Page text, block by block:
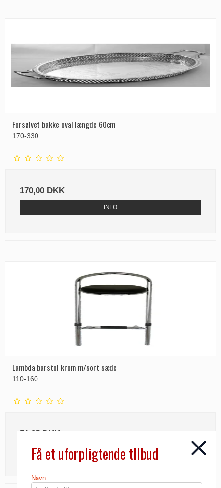
Forsølvet bakke oval længde 60cm
170-330
170,00 DKK
INFO
Lambda barstol krom m/sort sæde
110-160
51,25 DKK
INFO
Få et uforpligtende tllbud
Navn